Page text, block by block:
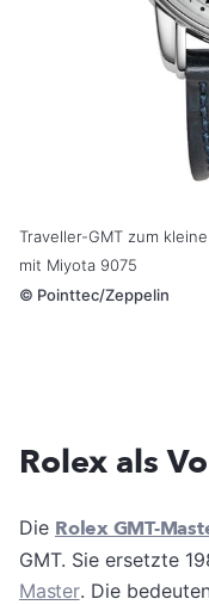
Traveller-GMT zum
mit Miyota 9075
© Pointtec/Zeppelin
Rolex als
Die Rolex GMT-
GMT. Sie ersetzte
Master. Die